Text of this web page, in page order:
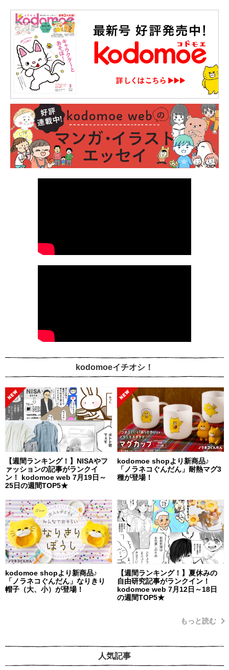
kodomoeイチオシ！
【週間ランキング！】NISAやフ
ァッションの記事がランクイ
ン！ kodomoe web 7月19日～
25日の週間TOP5★
kodomoe shopより新商品♪
「ノラネコぐんだん」耐熱マグ3
種が登場！
kodomoe shopより新商品♪
「ノラネコぐんだん」なりきり
帽子（大、小）が登場！
【週間ランキング！】夏休みの
自由研究記事がランクイン！
kodomoe web 7月12日～18日
の週間TOP5★
もっと読む
人気記事